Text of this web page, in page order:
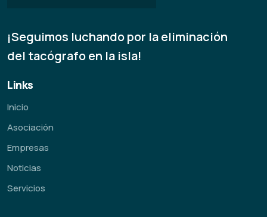
¡Seguimos luchando por la eliminación
del tacógrafo en la isla!
Links
Inicio
Asociación
Empresas
Noticias
Servicios